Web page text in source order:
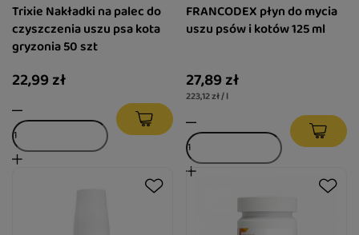
Trixie Nakładki na palec do
czyszczenia uszu psa kota
gryzonia 50 szt
22,99 zł
FRANCODEX płyn do mycia
uszu psów i kotów 125 ml
27,89 zł
223,12 zł / l